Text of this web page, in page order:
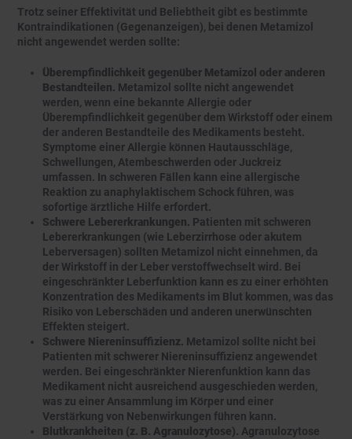
Trotz seiner Effektivität und Beliebtheit gibt es bestimmte
Kontraindikationen (Gegenanzeigen), bei denen Metamizol
nicht angewendet werden sollte:
Überempfindlichkeit gegenüber Metamizol oder anderen
Bestandteilen. Metamizol sollte nicht angewendet
werden, wenn eine bekannte Allergie oder
Überempfindlichkeit gegenüber dem Wirkstoff oder einem
der anderen Bestandteile des Medikaments besteht.
Symptome einer Allergie können Hautausschläge,
Schwellungen, Atembeschwerden oder Juckreiz
umfassen. In schweren Fällen kann eine allergische
Reaktion zu anaphylaktischem Schock führen, was
sofortige ärztliche Hilfe erfordert.
Schwere Lebererkrankungen. Patienten mit schweren
Lebererkrankungen (wie Leberzirrhose oder akutem
Leberversagen) sollten Metamizol nicht einnehmen, da
der Wirkstoff in der Leber verstoffwechselt wird. Bei
eingeschränkter Leberfunktion kann es zu einer erhöhten
Konzentration des Medikaments im Blut kommen, was das
Risiko von Leberschäden und anderen unerwünschten
Effekten steigert.
Schwere Niereninsuffizienz. Metamizol sollte nicht bei
Patienten mit schwerer Niereninsuffizienz angewendet
werden. Bei eingeschränkter Nierenfunktion kann das
Medikament nicht ausreichend ausgeschieden werden,
was zu einer Ansammlung im Körper und einer
Verstärkung von Nebenwirkungen führen kann.
Blutkrankheiten (z. B. Agranulozytose). Agranulozytose